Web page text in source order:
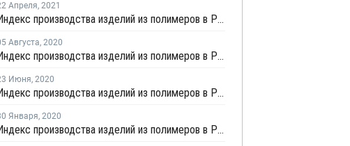
Апреля, 2021
Индекс производства изделий из полимеров в России вырос в первом квартале на 10,3%
Августа, 2020
Индекс производства изделий из полимеров в России вырос на 1,3% в первом полугодии
Июня, 2020
Индекс производства изделий из полимеров в России вырос в январе - мае на 1,2%
Января, 2020
Индекс производства изделий из полимеров в России вырос в 2019 году на 1,9%